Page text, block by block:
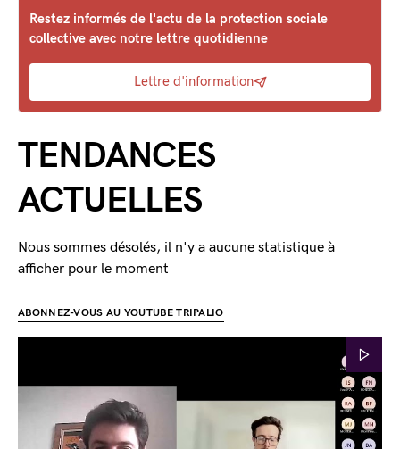
Restez informés de l'actu de la protection sociale
collective avec notre lettre quotidienne
Lettre d'information
TENDANCES
ACTUELLES
Nous sommes désolés, il n'y a aucune statistique à
afficher pour le moment
ABONNEZ-VOUS AU YOUTUBE TRIPALIO